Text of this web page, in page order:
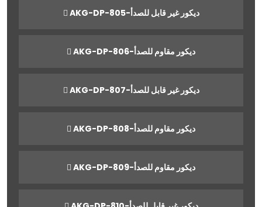
AKG-DP-805-ديكور غير قابل للصدأ
AKG-DP-806-ديكور مقاوم للصدأ
AKG-DP-807-ديكور غير قابل للصدأ
AKG-DP-808-ديكور مقاوم للصدأ
AKG-DP-809-ديكور مقاوم للصدأ